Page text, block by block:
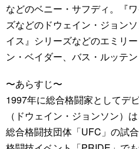
などのベニー・サフディ。『
ズなどのドウェイン・ジョン
イス』シリーズなどのエミリ
ン・ベイダー、バス・ルッテン
〜あらすじ〜
1997年に総合格闘家としてデ
（ドウェイン・ジョンソン）
総合格闘技団体「UFC」の試